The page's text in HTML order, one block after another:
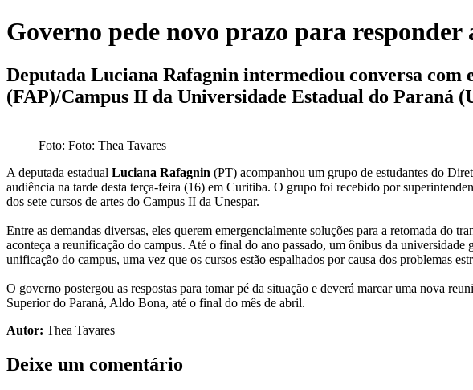
Governo pede novo prazo para
Deputada Luciana Rafagnin intermediou conversa com
(FAP)/Campus II da Universidade Estadual do Paraná
Foto: Foto: Thea Tavares
A deputada estadual Luciana Rafagnin (PT) acompanhou um grupo de estudantes do
audiência na tarde desta terça-feira (16) em Curitiba. O grupo foi recebido por
dos sete cursos de artes do Campus II da Unespar.
Entre as demandas diversas, eles querem emergencialmente soluções para a retomada do
aconteça a reunificação do campus. Até o final do ano passado, um ônibus da
unificação do campus, uma vez que os cursos estão espalhados por causa dos problemas
O governo postergou as respostas para tomar pé da situação e deverá marcar uma nova
Superior do Paraná, Aldo Bona, até o final do mês de abril.
Autor: Thea Tavares
Deixe um comentário